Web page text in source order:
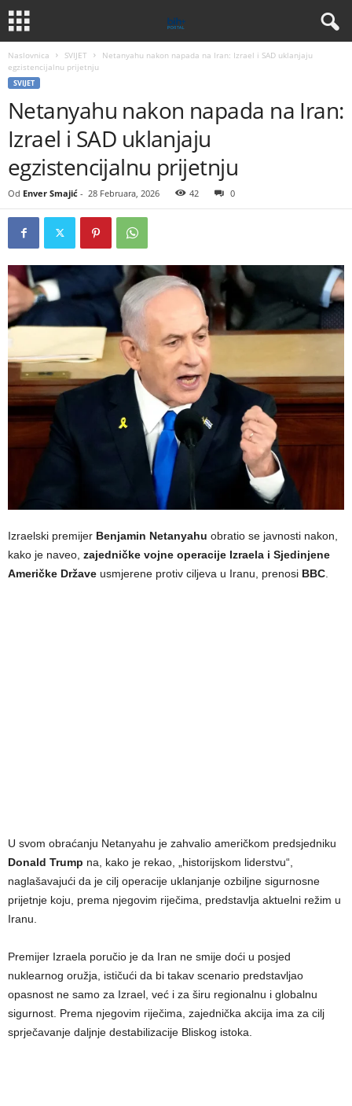
Naslovnica SVIJET
Netanyahu nakon napada na Iran: Izrael i SAD uklanjaju
egzistencijalnu prijetnju
SVIJET
Netanyahu nakon napada na Iran:
Izrael i SAD uklanjaju
egzistencijalnu prijetnju
Od Enver Smajić - 28 Februara, 2026 42 0
Izraelski premijer Benjamin Netanyahu obratio se javnosti nakon,
kako je naveo, zajedničke vojne operacije Izraela i Sjedinjene
Američke Države usmjerene protiv ciljeva u Iranu, prenosi BBC
U svom obraćanju Netanyahu je zahvalio američkom predsjedniku
Donald Trump na, kako je rekao, „historijskom liderstvu“,
naglašavajući da je cilj operacije uklanjanje ozbiljne sigurnosne
prijetnje koju, prema njegovim riječima, predstavlja aktuelni režim u
Iranu.
Premijer Izraela poručio je da Iran ne smije doći u posjed
nuklearnog oružja, ističući da bi takav scenario predstavljao
opasnost ne samo za Izrael, već i za širu regionalnu i globalnu
sigurnost. Prema njegovim riječima, zajednička akcija ima za cilj
sprječavanje daljnje destabilizacije Bliskog istoka.